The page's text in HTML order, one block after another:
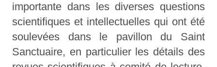
importante dans les diverses questions
scientifiques et intellectuelles qui ont été
soulevées dans le pavillon du Saint
Sanctuaire, en particulier les détails des